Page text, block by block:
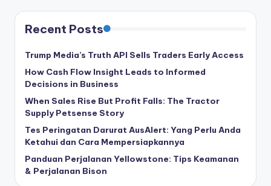
Recent Posts
Trump Media’s Truth API Sells Traders Early Access
How Cash Flow Insight Leads to Informed
Decisions in Business
When Sales Rise But Profit Falls: The Tractor
Supply Petsense Story
Tes Peringatan Darurat AusAlert: Yang Perlu Anda
Ketahui dan Cara Mempersiapkannya
Panduan Perjalanan Yellowstone: Tips Keamanan
& Perjalanan Bison